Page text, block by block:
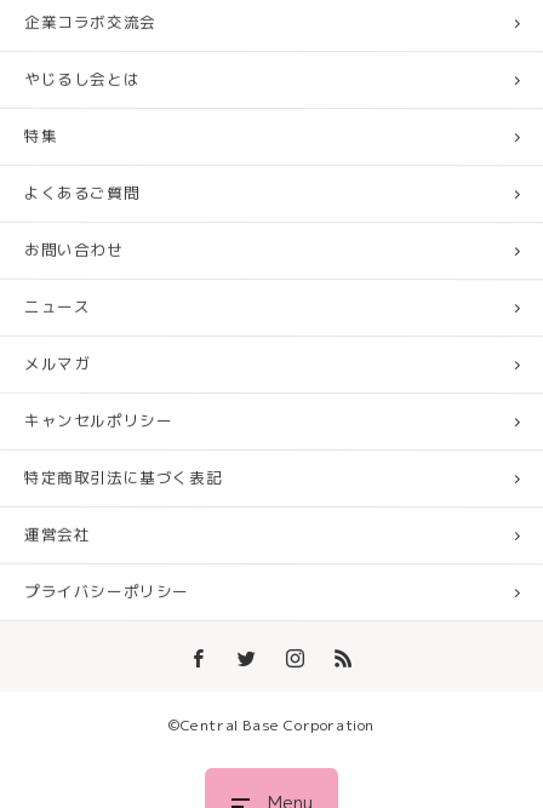
Menu
企業コラボ交流会
やじるし会とは
特集
よくあるご質問
お問い合わせ
ニュース
メルマガ
キャンセルポリシー
特定商取引法に基づく表記
運営会社
プライバシーポリシー
©︎Central Base Corporation